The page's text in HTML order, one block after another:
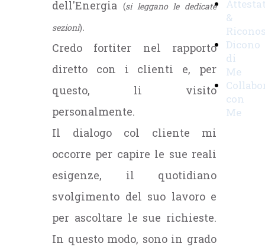
&
Dicono
di
Me
con
Me
dell'Energia (si leggano le dedicate
sezioni).
Credo fortiter nel rapporto
diretto con i clienti e, per
questo, li visito
personalmente.
Il dialogo col cliente mi
occorre per capire le sue reali
esigenze, il quotidiano
svolgimento del suo lavoro e
per ascoltare le sue richieste.
In questo modo, sono in grado